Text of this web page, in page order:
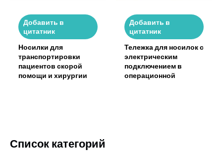
Список категорий
оптовых партий. Старые клиенты или покупатели
больших объемов могут обсудить индивидуальные
условия с нашим отделом продаж.
Если у вас есть дополнительная информация, вы
можетесвязаться с нами или просмотретьВопросы
и ответыстраница.
Добавить в
цитатник
Носилки для
транспортировки
пациентов скорой
помощи и хирургии
Добавить в
цитатник
Тележка для носилок с
электрическим
подключением в
операционной